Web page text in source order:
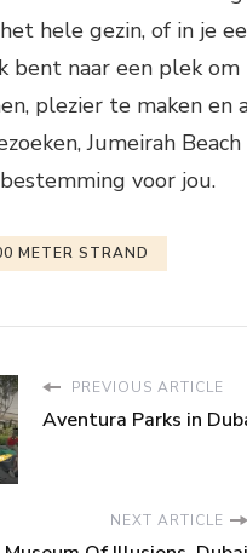
hele gezin, of in je
bent naar een plek
plezier te maken en
Jumeirah
voor jou.
METER STRAND
PREVIOUS ARTICLE
Aventura Parks in
NEXT ARTICLE